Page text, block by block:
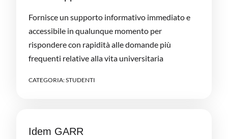
Fornisce un supporto informativo immediato e
accessibile in qualunque momento per
rispondere con rapidità alle domande più
frequenti relative alla vita universitaria
CATEGORIA:STUDENTI
Idem GARR